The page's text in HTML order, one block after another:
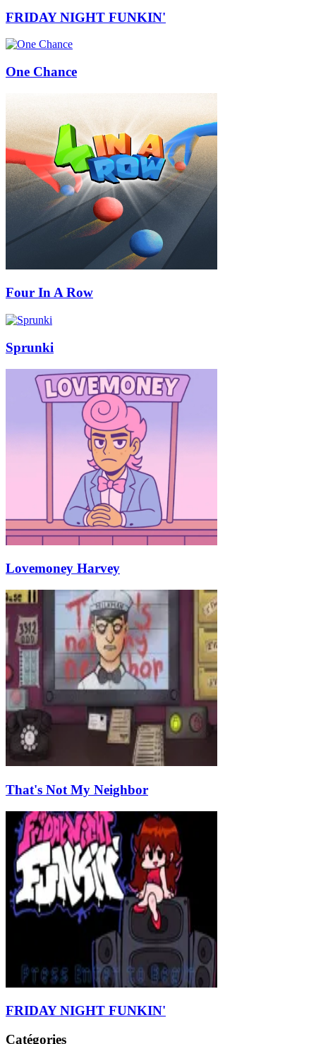
FRIDAY NIGHT FUNKIN'
One Chance
Four In A Row
Sprunki
Lovemoney Harvey
That's Not My Neighbor
FRIDAY NIGHT FUNKIN'
Catégories